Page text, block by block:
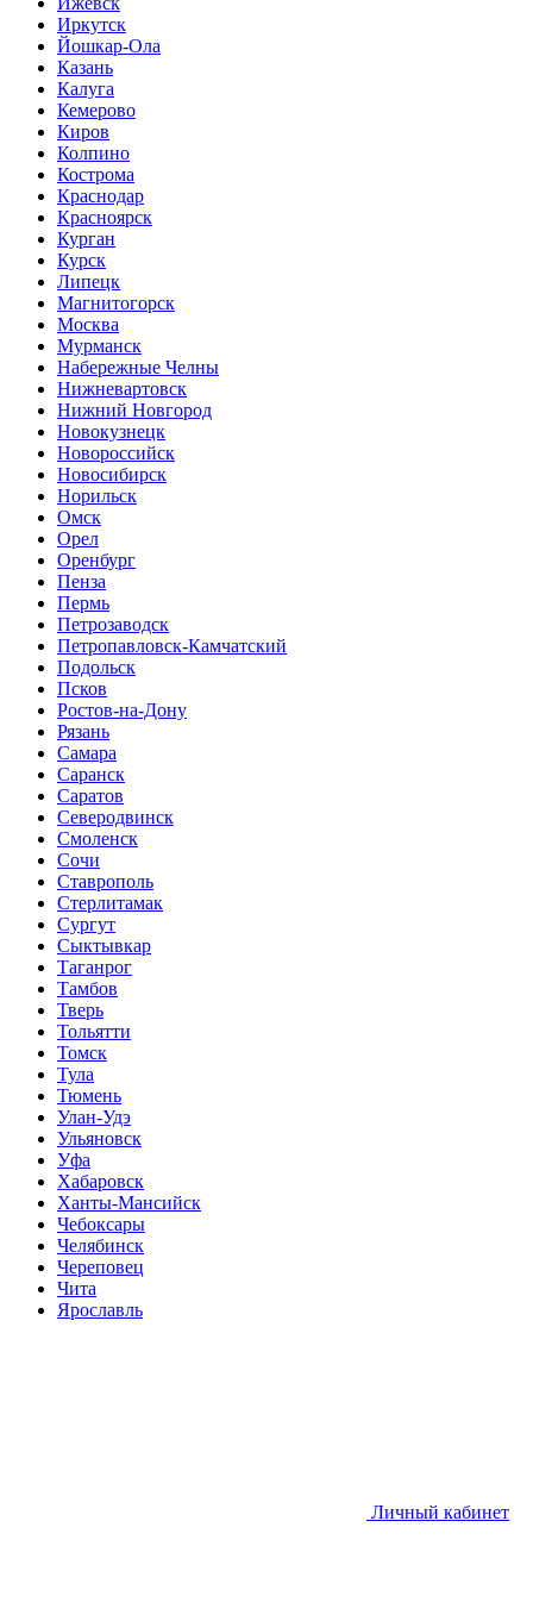
Иркутск
Йошкар-Ола
Казань
Калуга
Кемерово
Киров
Колпино
Кострома
Краснодар
Красноярск
Курган
Курск
Липецк
Магнитогорск
Москва
Мурманск
Набережные Челны
Нижневартовск
Нижний Новгород
Новокузнецк
Новороссийск
Новосибирск
Норильск
Омск
Орел
Оренбург
Пенза
Пермь
Петрозаводск
Петропавловск-Камчатский
Подольск
Псков
Ростов-на-Дону
Рязань
Самара
Саранск
Саратов
Северодвинск
Смоленск
Сочи
Ставрополь
Стерлитамак
Сургут
Сыктывкар
Таганрог
Тамбов
Тверь
Тольятти
Томск
Тула
Тюмень
Улан-Удэ
Ульяновск
Уфа
Хабаровск
Ханты-Мансийск
Чебоксары
Челябинск
Череповец
Чита
Ярославль
Личный кабинет